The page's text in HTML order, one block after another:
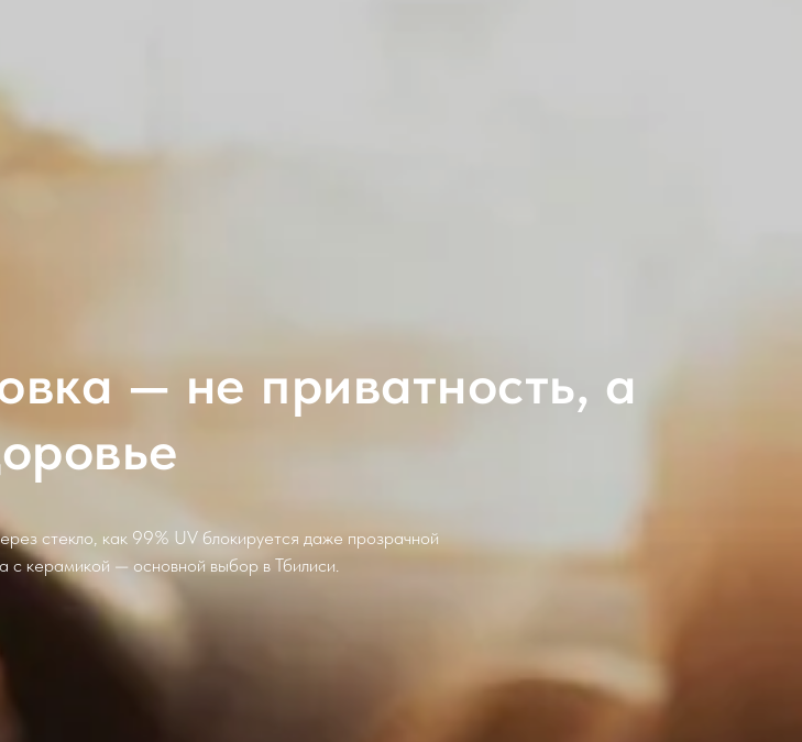
— не приватность, а
стекло, как 99% UV блокируется даже прозрачной
с керамикой — основной выбор в Тбилиси.